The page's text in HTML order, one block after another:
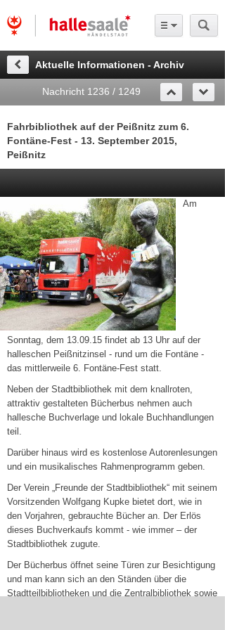
Aktuelle Informationen - Archiv
Nachricht 1236 / 1249
Fahrbibliothek auf der Peißnitz zum 6.
Fontäne-Fest - 13. September 2015,
Peißnitz
Am
Sonntag, dem 13.09.15 findet ab 13 Uhr auf der
halleschen Peißnitzinsel - rund um die Fontäne -
das mittlerweile 6. Fontäne-Fest statt.
Neben der Stadtbibliothek mit dem knallroten,
attraktiv gestalteten Bücherbus nehmen auch
hallesche Buchverlage und lokale Buchhandlungen
teil.
Darüber hinaus wird es kostenlose Autorenlesungen
und ein musikalisches Rahmenprogramm geben.
Der Verein „Freunde der Stadtbibliothek“ mit seinem
Vorsitzenden Wolfgang Kupke bietet dort, wie in
den Vorjahren, gebrauchte Bücher an. Der Erlös
dieses Buchverkaufs kommt - wie immer – der
Stadtbibliothek zugute.
Der Bücherbus öffnet seine Türen zur Besichtigung
und man kann sich an den Ständen über die
Stadtteilbibliotheken und die Zentralbibliothek sowie